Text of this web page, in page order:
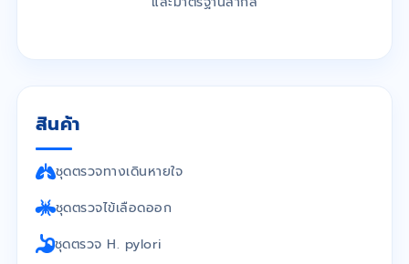
สินค้า
ชุดตรวจทางเดินหายใจ
ชุดตรวจไข้เลือดออก
ชุดตรวจ H. pylori